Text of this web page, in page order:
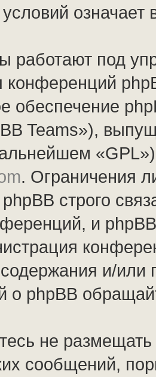
под
конференций
обеспечение
Teams»),
. Ограничения
строго
и
и/или
о phpBB
не
сообщений,